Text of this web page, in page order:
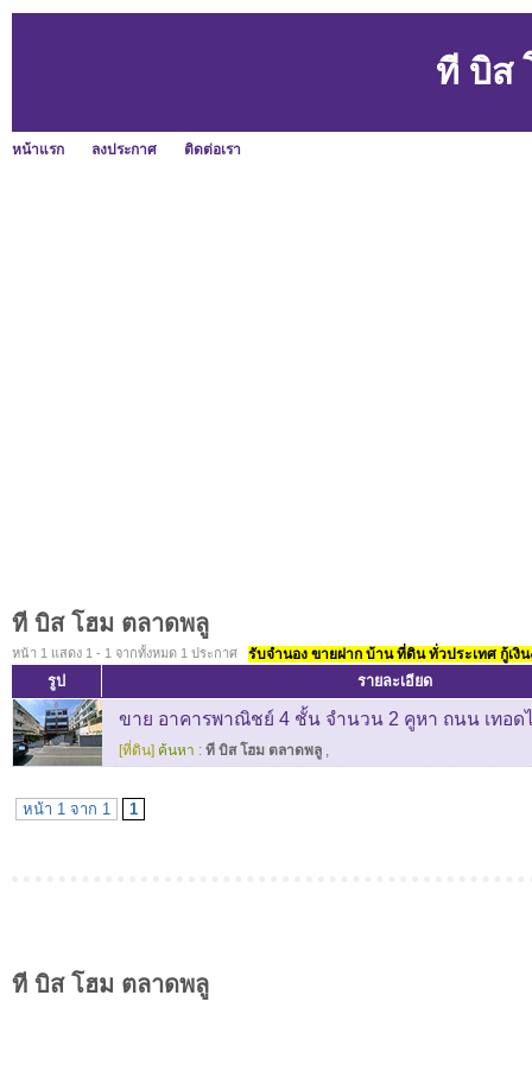
ที บิส
หน้าแรก ลงประกาศ ติดต่อเรา
ที บิส โฮม ตลาดพลู
หน้า 1 แสดง 1 - 1 จากทั้งหมด 1 ประกาศ รับจำนอง ขายฝาก บ้าน ที่ดิน ทั่วประเทศ กู้เงิ
รูป รายละเอียด
ขาย อาคารพาณิชย์ 4 ชั้น จำนวน 2 คูหา ถนน เทอด
[ที่ดิน] ค้นหา : ที บิส โฮม ตลาดพลู ,
หน้า 1 จาก 1 1
ที บิส โฮม ตลาดพลู